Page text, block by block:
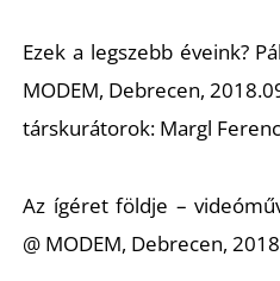
Ezek a legszebb éveink?
MODEM, Debrecen,
társkurátorok: Margl
Az ígéret földje –
@ MODEM, Debrecen,